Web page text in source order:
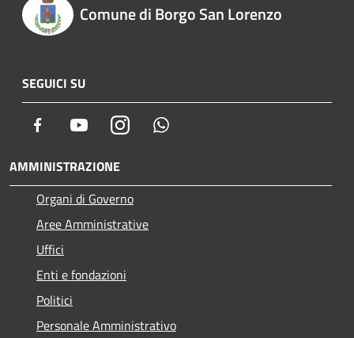
Comune di Borgo San Lorenzo
SEGUICI SU
Facebook YoutubeInstagram
AMMINISTRAZIONE
Organi di Governo
Aree Amministrative
Uffici
Enti e fondazioni
Politici
Personale Amministrativo